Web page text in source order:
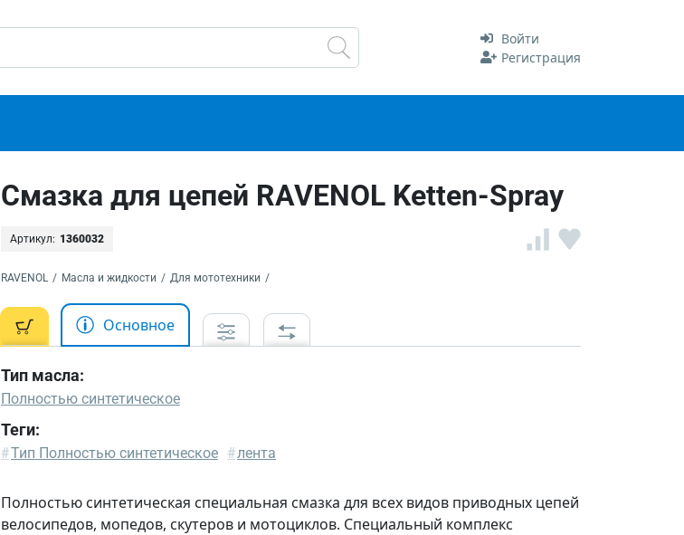
Войти
Регистрация
Смазка для цепей RAVENOL Ketten-Spray
Артикул: 1360032
RAVENOL / Масла и жидкости / Для мототехники /
Основное
Тип масла:
Полностью синтетическое
Теги:
#Тип Полностью синтетическое #лента
Полностью синтетическая специальная смазка для всех видов приводных цепей
велосипедов, мопедов, скутеров и мотоциклов. Специальный комплекс